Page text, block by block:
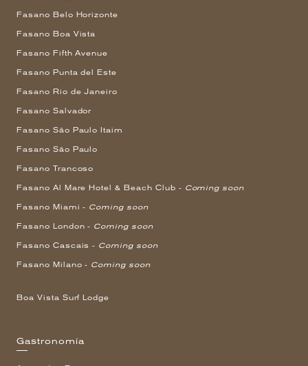
Fasano Belo Horizonte
Fasano Boa Vista
Fasano Fifth Avenue
Fasano Punta del Este
Fasano Rio de Janeiro
Fasano Salvador
Fasano São Paulo Itaim
Fasano São Paulo
Fasano Trancoso
Fasano Al Mare Hotel & Beach Club - Coming soon
Fasano Miami - Coming soon
Fasano London - Coming soon
Fasano Cascais - Coming soon
Fasano Milano - Coming soon
Boa Vista Surf Lodge
Gastronomía